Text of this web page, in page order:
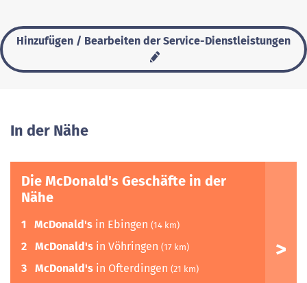
Hinzufügen / Bearbeiten der Service-Dienstleistungen
In der Nähe
Die McDonald's Geschäfte in der
Nähe
1 McDonald's in Ebingen (14 km)
2 McDonald's in Vöhringen (17 km)
3 McDonald's in Ofterdingen (21 km)